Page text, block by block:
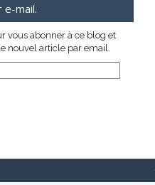
e-mail.
vous abonner à ce blog et
nouvel article par email.